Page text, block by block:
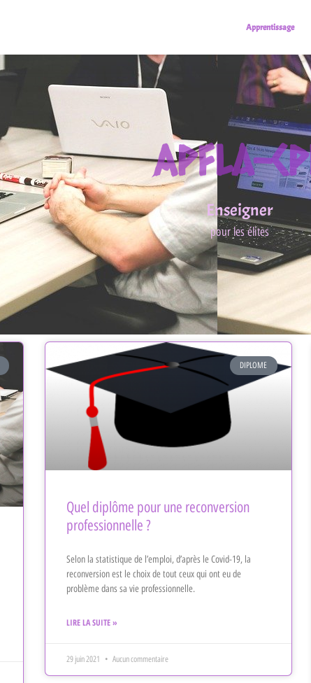
Apprentissage
Apfla-
Enseigner
pour les élites
DIPLOME
Quel diplôme pour une reconversion
professionnelle ?
Selon la statistique de l’emploi, d’après le Covid-19, la
reconversion est le choix de tout ceux qui ont eu de
problème dans sa vie professionnelle.
LIRE LA SUITE »
29 juin 2021 Aucun commentaire